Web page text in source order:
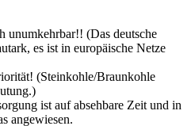
unumkehrbar!! (Das deutsche
es ist in europäische Netze
(Steinkohle/Braunkohle
ist auf absehbare Zeit und in
angewiesen.